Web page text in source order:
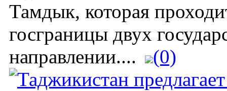
Тамдык, которая
госграницы двух
направлении....
(0)